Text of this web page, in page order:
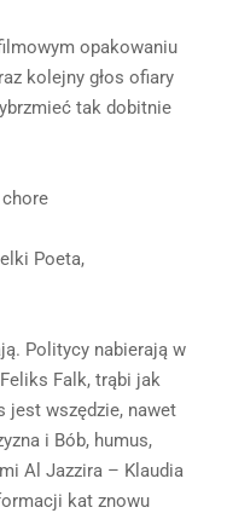
opakowaniu
kolejny głos ofiary
tak dobitnie
Poeta,
Politycy nabierają w
Falk, trąbi jak
jest wszędzie, nawet
i Bób, humus,
Al Jazzira – Klaudia
kat znowu